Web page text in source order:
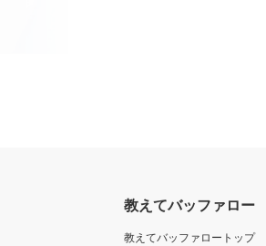
教えてバッファロー
教えてバッファロートップ